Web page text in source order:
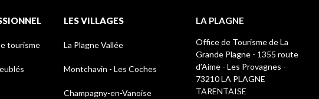
tourisme
LES VILLAGES
La Plagne Vallée
Montchavin - Les Coches
Champagny-en-Vanoise
LA PLAGNE
Office de Tourisme de La
Grande Plagne - 1355 route
d’Aime - Les Provagnes -
73210 LA PLAGNE
TARENTAISE